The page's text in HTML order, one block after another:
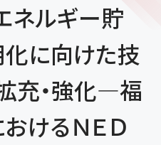
ネルギー貯
化に向けた技
充・強化―福
けるＮＥＤ